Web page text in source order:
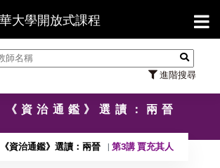
大學開放式課程
進階搜尋
【7/
資治通鑑》選讀：兩晉
《資治通鑑》選讀：兩晉 第3講 賈充其人